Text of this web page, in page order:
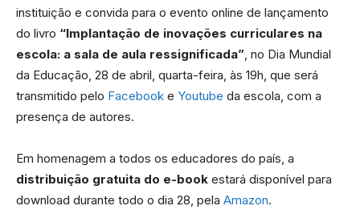
instituição e convida para o evento online de lançamento
do livro “Implantação de inovações curriculares na
escola: a sala de aula ressignificada”, no Dia Mundial
da Educação, 28 de abril, quarta-feira, às 19h, que será
transmitido pelo Facebook e Youtube da escola, com a
presença de autores.
Em homenagem a todos os educadores do país, a
distribuição gratuita do e-book estará disponível para
download durante todo o dia 28, pela Amazon.